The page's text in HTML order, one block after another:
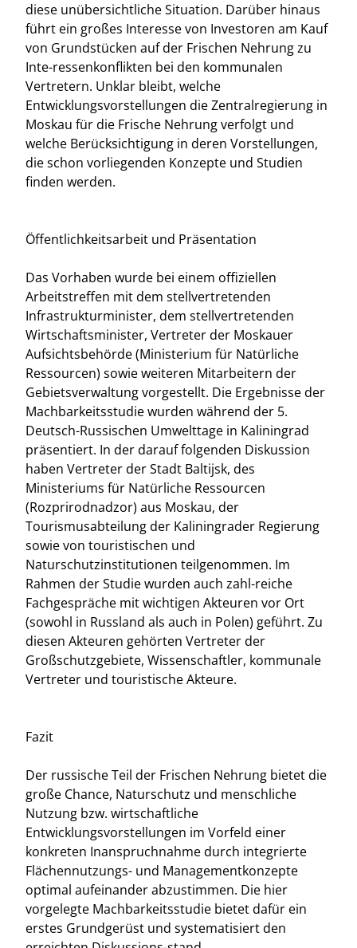
diese unübersichtliche Situation. Darüber hinaus
führt ein großes Interesse von Investoren am Kauf
von Grundstücken auf der Frischen Nehrung zu
Inte-ressenkonflikten bei den kommunalen
Vertretern. Unklar bleibt, welche
Entwicklungsvorstellungen die Zentralregierung in
Moskau für die Frische Nehrung verfolgt und
welche Berücksichtigung in deren Vorstellungen,
die schon vorliegenden Konzepte und Studien
finden werden.
Öffentlichkeitsarbeit und Präsentation
Das Vorhaben wurde bei einem offiziellen
Arbeitstreffen mit dem stellvertretenden
Infrastrukturminister, dem stellvertretenden
Wirtschaftsminister, Vertreter der Moskauer
Aufsichtsbehörde (Ministerium für Natürliche
Ressourcen) sowie weiteren Mitarbeitern der
Gebietsverwaltung vorgestellt. Die Ergebnisse der
Machbarkeitsstudie wurden während der 5.
Deutsch-Russischen Umwelttage in Kaliningrad
präsentiert. In der darauf folgenden Diskussion
haben Vertreter der Stadt Baltijsk, des
Ministeriums für Natürliche Ressourcen
(Rozprirodnadzor) aus Moskau, der
Tourismusabteilung der Kaliningrader Regierung
sowie von touristischen und
Naturschutzinstitutionen teilgenommen. Im
Rahmen der Studie wurden auch zahl-reiche
Fachgespräche mit wichtigen Akteuren vor Ort
(sowohl in Russland als auch in Polen) geführt. Zu
diesen Akteuren gehörten Vertreter der
Großschutzgebiete, Wissenschaftler, kommunale
Vertreter und touristische Akteure.
Fazit
Der russische Teil der Frischen Nehrung bietet die
große Chance, Naturschutz und menschliche
Nutzung bzw. wirtschaftliche
Entwicklungsvorstellungen im Vorfeld einer
konkreten Inanspruchnahme durch integrierte
Flächennutzungs- und Managementkonzepte
optimal aufeinander abzustimmen. Die hier
vorgelegte Machbarkeitsstudie bietet dafür ein
erstes Grundgerüst und systematisiert den